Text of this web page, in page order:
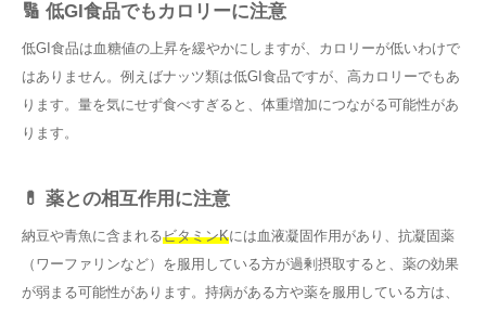
🔢 低GI食品でもカロリーに注意
低GI食品は血糖値の上昇を緩やかにしますが、カロリーが低いわけで
はありません。例えばナッツ類は低GI食品ですが、高カロリーでもあ
ります。量を気にせず食べすぎると、体重増加につながる可能性があ
ります。
💊 薬との相互作用に注意
納豆や青魚に含まれるビタミンKには血液凝固作用があり、抗凝固薬
（ワーファリンなど）を服用している方が過剰摂取すると、薬の効果
が弱まる可能性があります。持病がある方や薬を服用している方は、